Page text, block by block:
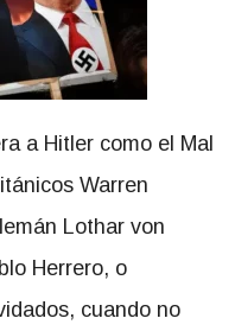
a Hitler como el Mal
Warren
Lothar von
Herrero, o
cuando no